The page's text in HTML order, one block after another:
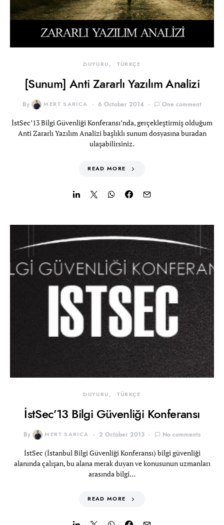
DUYURU TÜRKÇE
[Sunum] Anti Zararlı Yazılım Analizi
By MERT SARICA 6 October 2014 One comment
İstSec’13 Bilgi Güvenliği Konferansı’nda, gerçekleştirmiş olduğum
Anti Zararlı Yazılım Analizi başlıklı sunum dosyasına buradan
ulaşabilirsiniz.
READ MORE
DUYURU TÜRKÇE
İstSec’13 Bilgi Güvenliği Konferansı
By MERT SARICA 2 October 2013 No comments
İstSec (İstanbul Bilgi Güvenliği Konferansı) bilgi güvenliği
alanında çalışan, bu alana merak duyan ve konusunun uzmanları
arasında bilgi…
READ MORE